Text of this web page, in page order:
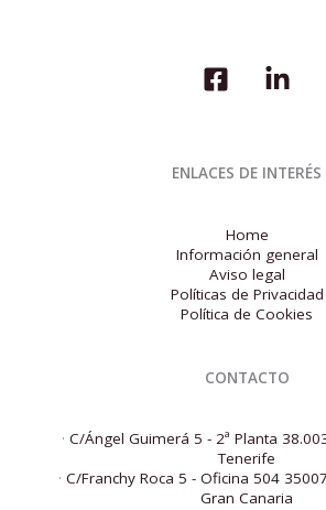
ENLACES DE INTERÉS
Home
Información general
Aviso legal
Políticas de Privacidad
Política de Cookies
CONTACTO
· C/Ángel Guimerá 5 - 2ª Planta
Tenerife
· C/Franchy Roca 5 - Oficina 504
Gran Canaria